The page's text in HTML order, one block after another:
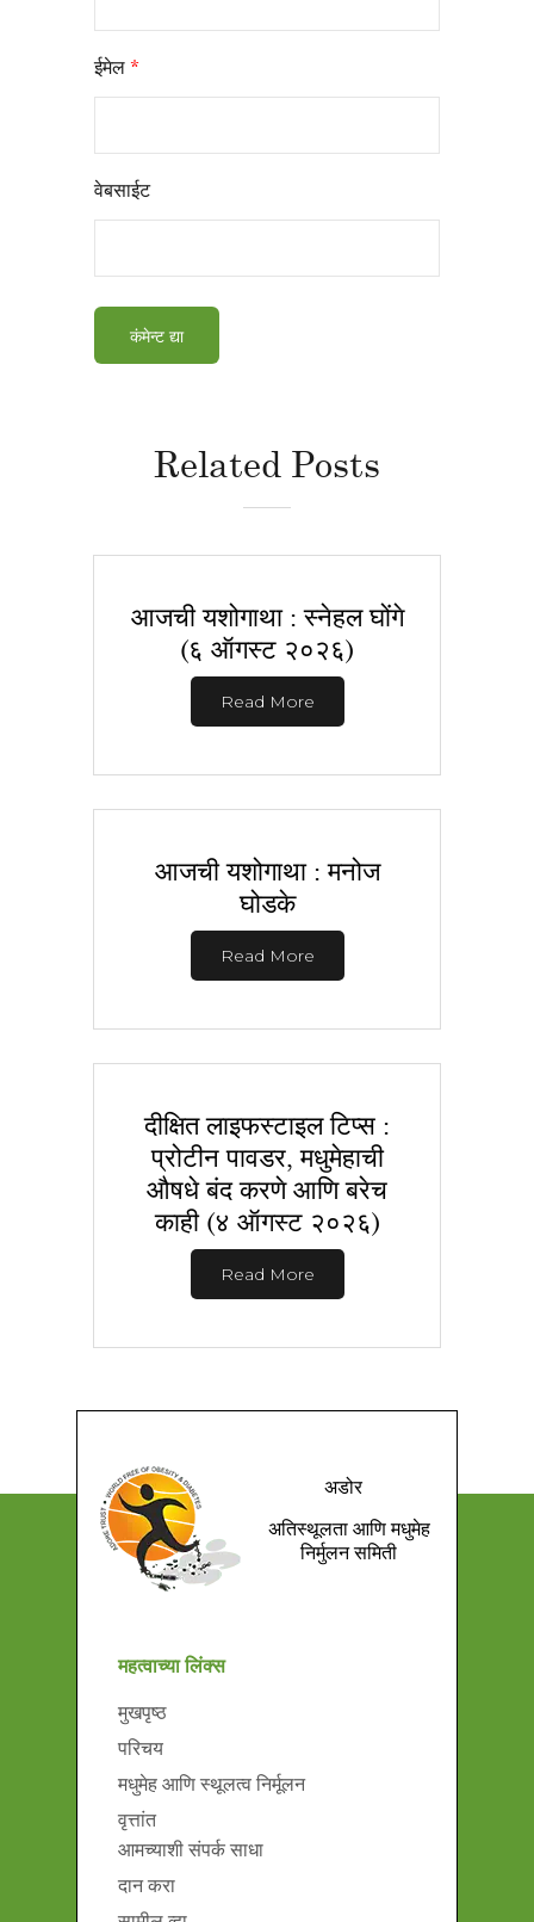
ईमेल *
वेबसाईट
Related Posts
आजची यशोगाथा : स्नेहल घोंगे
(६ ऑगस्ट २०२६)
Read More
आजची यशोगाथा : मनोज
घोडके
Read More
दीक्षित लाइफस्टाइल टिप्स :
प्रोटीन पावडर, मधुमेहाची
औषधे बंद करणे आणि बरेच
काही (४ ऑगस्ट २०२६)
Read More
अडोर
अतिस्थूलता आणि मधुमेह
निर्मुलन समिती
महत्वाच्या लिंक्स
मुखपृष्ठ
परिचय
मधुमेह आणि स्थूलत्व निर्मूलन
वृत्तांत
आमच्याशी संपर्क साधा
दान करा